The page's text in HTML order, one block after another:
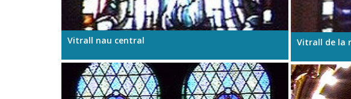
Vitrall nau central Vitrall de la